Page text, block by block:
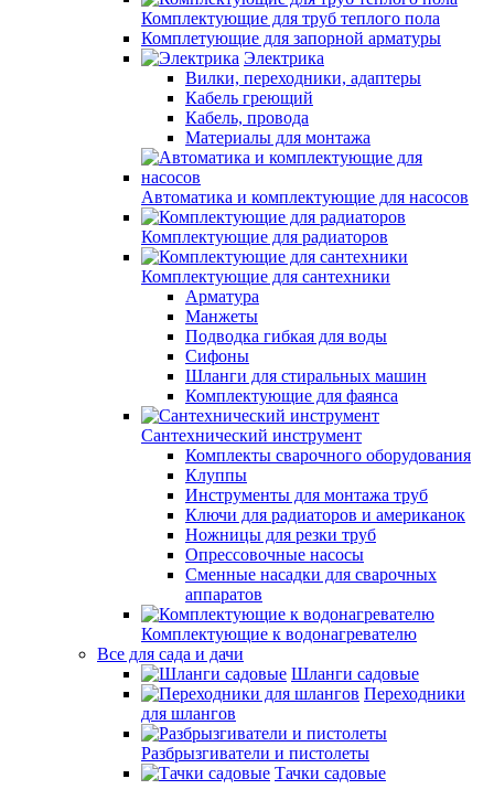
Комплектующие для труб теплого пола
Комплетующие для запорной арматуры
Электрика
Вилки, переходники, адаптеры
Кабель греющий
Кабель, провода
Материалы для монтажа
Автоматика и комплектующие для насосов
Комплектующие для радиаторов
Комплектующие для сантехники
Арматура
Манжеты
Подводка гибкая для воды
Сифоны
Шланги для стиральных машин
Комплектующие для фаянса
Сантехнический инструмент
Комплекты сварочного оборудования
Клуппы
Инструменты для монтажа труб
Ключи для радиаторов и американок
Ножницы для резки труб
Опрессовочные насосы
Сменные насадки для сварочных
аппаратов
Комплектующие к водонагревателю
Все для сада и дачи
Шланги садовые
Переходники
для шлангов
Разбрызгиватели и пистолеты
Тачки садовые